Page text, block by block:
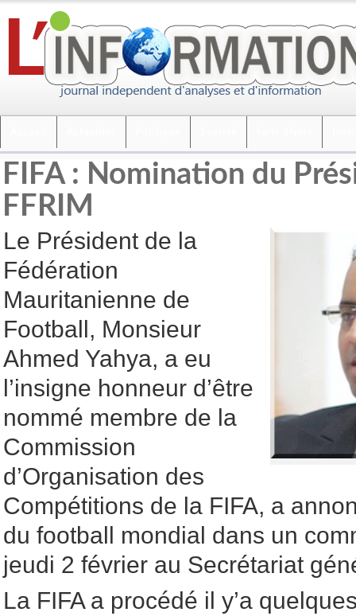
FIFA : Nomination du
FFRIM
Le Président de la
Fédération
Mauritanienne de
Football, Monsieur
Ahmed Yahya, a eu
l’insigne honneur d’être
nommé membre de la
Commission
d’Organisation des
Compétitions de la FIFA, a
du football mondial dans un
jeudi 2 février au Secrétariat
La FIFA a procédé il y’a